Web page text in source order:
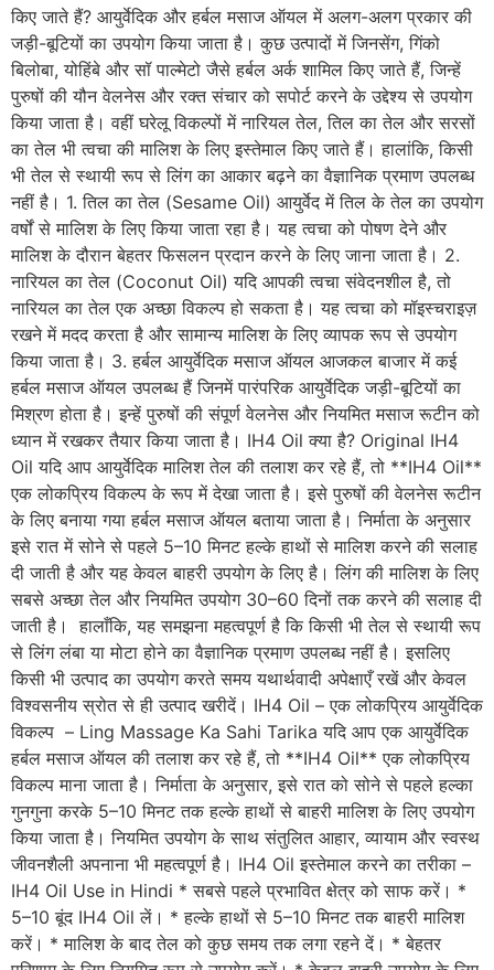
किए जाते हैं? आयुर्वेदिक और हर्बल मसाज ऑयल में अलग-अलग प्रकार की
जड़ी-बूटियों का उपयोग किया जाता है। कुछ उत्पादों में जिनसेंग, गिंको
बिलोबा, योहिंबे और सॉ पाल्मेटो जैसे हर्बल अर्क शामिल किए जाते हैं, जिन्हें
पुरुषों की यौन वेलनेस और रक्त संचार को सपोर्ट करने के उद्देश्य से उपयोग
किया जाता है। वहीं घरेलू विकल्पों में नारियल तेल, तिल का तेल और सरसों
का तेल भी त्वचा की मालिश के लिए इस्तेमाल किए जाते हैं। हालांकि, किसी
भी तेल से स्थायी रूप से लिंग का आकार बढ़ने का वैज्ञानिक प्रमाण उपलब्ध
नहीं है। 1. तिल का तेल (Sesame Oil) आयुर्वेद में तिल के तेल का उपयोग
वर्षों से मालिश के लिए किया जाता रहा है। यह त्वचा को पोषण देने और
मालिश के दौरान बेहतर फिसलन प्रदान करने के लिए जाना जाता है। 2.
नारियल का तेल (Coconut Oil) यदि आपकी त्वचा संवेदनशील है, तो
नारियल का तेल एक अच्छा विकल्प हो सकता है। यह त्वचा को मॉइस्चराइज़
रखने में मदद करता है और सामान्य मालिश के लिए व्यापक रूप से उपयोग
किया जाता है। 3. हर्बल आयुर्वेदिक मसाज ऑयल आजकल बाजार में कई
हर्बल मसाज ऑयल उपलब्ध हैं जिनमें पारंपरिक आयुर्वेदिक जड़ी-बूटियों का
मिश्रण होता है। इन्हें पुरुषों की संपूर्ण वेलनेस और नियमित मसाज रूटीन को
ध्यान में रखकर तैयार किया जाता है। IH4 Oil क्या है? Original IH4
Oil यदि आप आयुर्वेदिक मालिश तेल की तलाश कर रहे हैं, तो **IH4 Oil**
एक लोकप्रिय विकल्प के रूप में देखा जाता है। इसे पुरुषों की वेलनेस रूटीन
के लिए बनाया गया हर्बल मसाज ऑयल बताया जाता है। निर्माता के अनुसार
इसे रात में सोने से पहले 5–10 मिनट हल्के हाथों से मालिश करने की सलाह
दी जाती है और यह केवल बाहरी उपयोग के लिए है। लिंग की मालिश के लिए
सबसे अच्छा तेल और नियमित उपयोग 30–60 दिनों तक करने की सलाह दी
जाती है। हालाँकि, यह समझना महत्वपूर्ण है कि किसी भी तेल से स्थायी रूप
से लिंग लंबा या मोटा होने का वैज्ञानिक प्रमाण उपलब्ध नहीं है। इसलिए
किसी भी उत्पाद का उपयोग करते समय यथार्थवादी अपेक्षाएँ रखें और केवल
विश्वसनीय स्रोत से ही उत्पाद खरीदें। IH4 Oil – एक लोकप्रिय आयुर्वेदिक
विकल्प – Ling Massage Ka Sahi Tarika यदि आप एक आयुर्वेदिक
हर्बल मसाज ऑयल की तलाश कर रहे हैं, तो **IH4 Oil** एक लोकप्रिय
विकल्प माना जाता है। निर्माता के अनुसार, इसे रात को सोने से पहले हल्का
गुनगुना करके 5–10 मिनट तक हल्के हाथों से बाहरी मालिश के लिए उपयोग
किया जाता है। नियमित उपयोग के साथ संतुलित आहार, व्यायाम और स्वस्थ
जीवनशैली अपनाना भी महत्वपूर्ण है। IH4 Oil इस्तेमाल करने का तरीका –
IH4 Oil Use in Hindi * सबसे पहले प्रभावित क्षेत्र को साफ करें। *
5–10 बूंद IH4 Oil लें। * हल्के हाथों से 5–10 मिनट तक बाहरी मालिश
करें। * मालिश के बाद तेल को कुछ समय तक लगा रहने दें। * बेहतर